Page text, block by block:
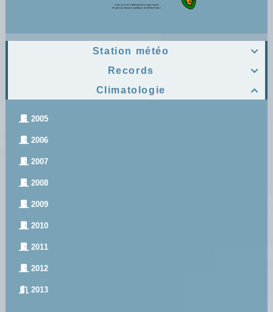

Station météo

Records

Climatologie
2005
2006
2007
2008
2009
2010
2011
2012
2013